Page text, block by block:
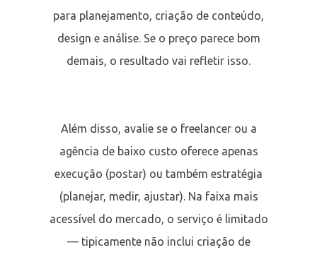
para planejamento, criação de conteúdo,
design e análise. Se o preço parece bom
demais, o resultado vai refletir isso.
Além disso, avalie se o freelancer ou a
agência de baixo custo oferece apenas
execução (postar) ou também estratégia
(planejar, medir, ajustar). Na faixa mais
acessível do mercado, o serviço é limitado
— tipicamente não inclui criação de